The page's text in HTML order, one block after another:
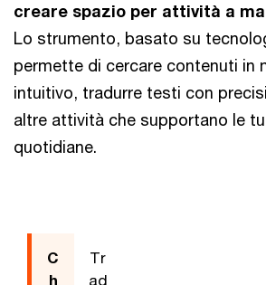
creare spazio per attività a
Lo strumento, basato su
permette di cercare contenuti in
intuitivo, tradurre testi con
altre attività che supportano le
quotidiane.
C
h
Tr
ad